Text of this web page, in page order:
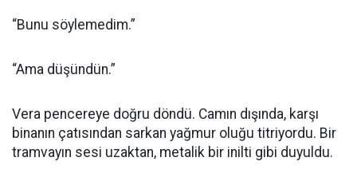
“Bunu söylemedim.”
“Ama düşündün.”
Vera pencereye doğru döndü. Camın dışında, karşı
binanın çatısından sarkan yağmur oluğu titriyordu. Bir
tramvayın sesi uzaktan, metalik bir inilti gibi duyuldu.